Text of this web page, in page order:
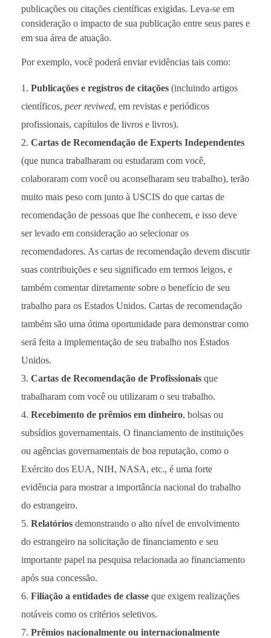
publicações ou citações científicas exigidas. Leva-se em
consideração o impacto de sua publicação entre seus pares e
em sua área de atuação.
Por exemplo, você poderá enviar evidências tais como:
Publicações e registros de citações (incluindo artigos
científicos, peer reviwed, em revistas e periódicos
profissionais, capítulos de livros e livros).
Cartas de Recomendação de Experts Independentes
(que nunca trabalharam ou estudaram com você,
colaboraram com você ou aconselharam seu trabalho), terão
muito mais peso com junto à USCIS do que cartas de
recomendação de pessoas que lhe conhecem, e isso deve
ser levado em consideração ao selecionar os
recomendadores. As cartas de recomendação devem discutir
suas contribuições e seu significado em termos leigos, e
também comentar diretamente sobre o benefício de seu
trabalho para os Estados Unidos. Cartas de recomendação
também são uma ótima oportunidade para demonstrar como
será feita a implementação de seu trabalho nos Estados
Unidos.
Cartas de Recomendação de Profissionais que
trabalharam com você ou utilizaram o seu trabalho.
Recebimento de prêmios em dinheiro, bolsas ou
subsídios governamentais. O financiamento de instituições
ou agências governamentais de boa reputação, como o
Exército dos EUA, NIH, NASA, etc., é uma forte
evidência para mostrar a importância nacional do trabalho
do estrangeiro.
Relatórios demonstrando o alto nível de envolvimento
do estrangeiro na solicitação de financiamento e seu
importante papel na pesquisa relacionada ao financiamento
após sua concessão.
Filiação a entidades de classe que exigem realizações
notáveis ​​como os critérios seletivos.
Prêmios nacionalmente ou internacionalmente